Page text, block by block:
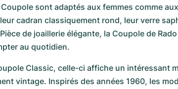
sont adaptés aux femmes comme
cadran classiquement rond, leur verre
de joaillerie élégante, la Coupole de
au quotidien.
Classic, celle-ci affiche un intéressant
vintage. Inspirés des années 1960, les